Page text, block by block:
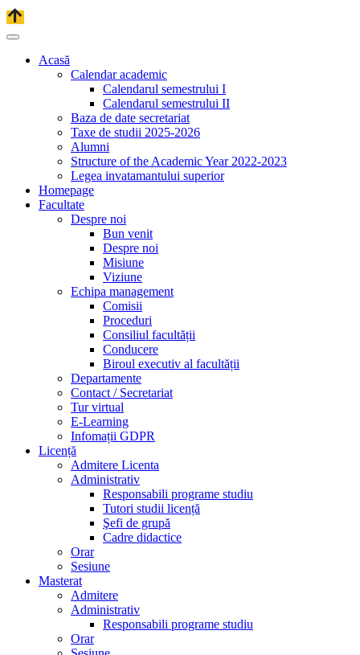
Acasă
Calendar academic
Calendarul semestrului I
Calendarul semestrului II
Baza de date secretariat
Taxe de studii 2025-2026
Alumni
Structure of the Academic Year 2022-2023
Legea invatamantului superior
Homepage
Facultate
Despre noi
Bun venit
Despre noi
Misiune
Viziune
Echipa management
Comisii
Proceduri
Consiliul facultății
Conducere
Biroul executiv al facultății
Departamente
Contact / Secretariat
Tur virtual
E-Learning
Infomații GDPR
Licență
Admitere Licenta
Administrativ
Responsabili programe studiu
Tutori studii licență
Şefi de grupă
Cadre didactice
Orar
Sesiune
Masterat
Admitere
Administrativ
Responsabili programe studiu
Orar